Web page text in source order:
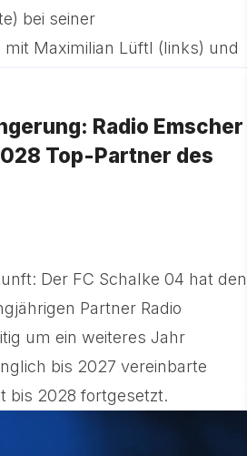
Radio Emscher
Top-Partner des
Der FC Schalke 04 hat den
Partner Radio
um ein weiteres Jahr
bis 2027 vereinbarte
bis 2028 fortgesetzt.